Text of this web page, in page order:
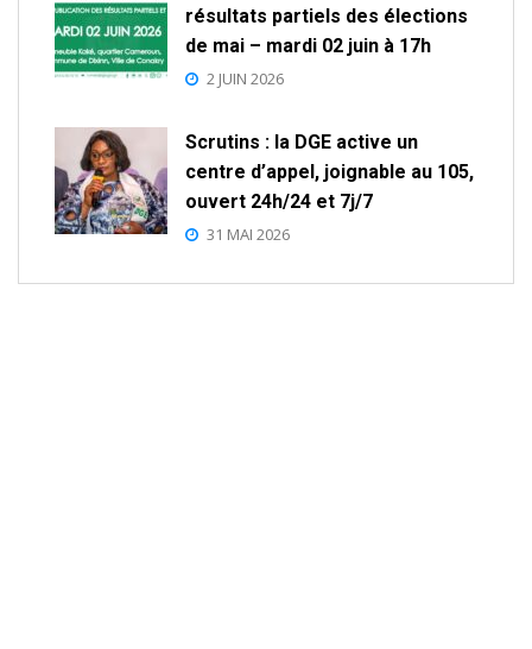
résultats partiels des élections
de mai – mardi 02 juin à 17h
2 JUIN 2026
Scrutins : la DGE active un
centre d’appel, joignable au 105,
ouvert 24h/24 et 7j/7
31 MAI 2026